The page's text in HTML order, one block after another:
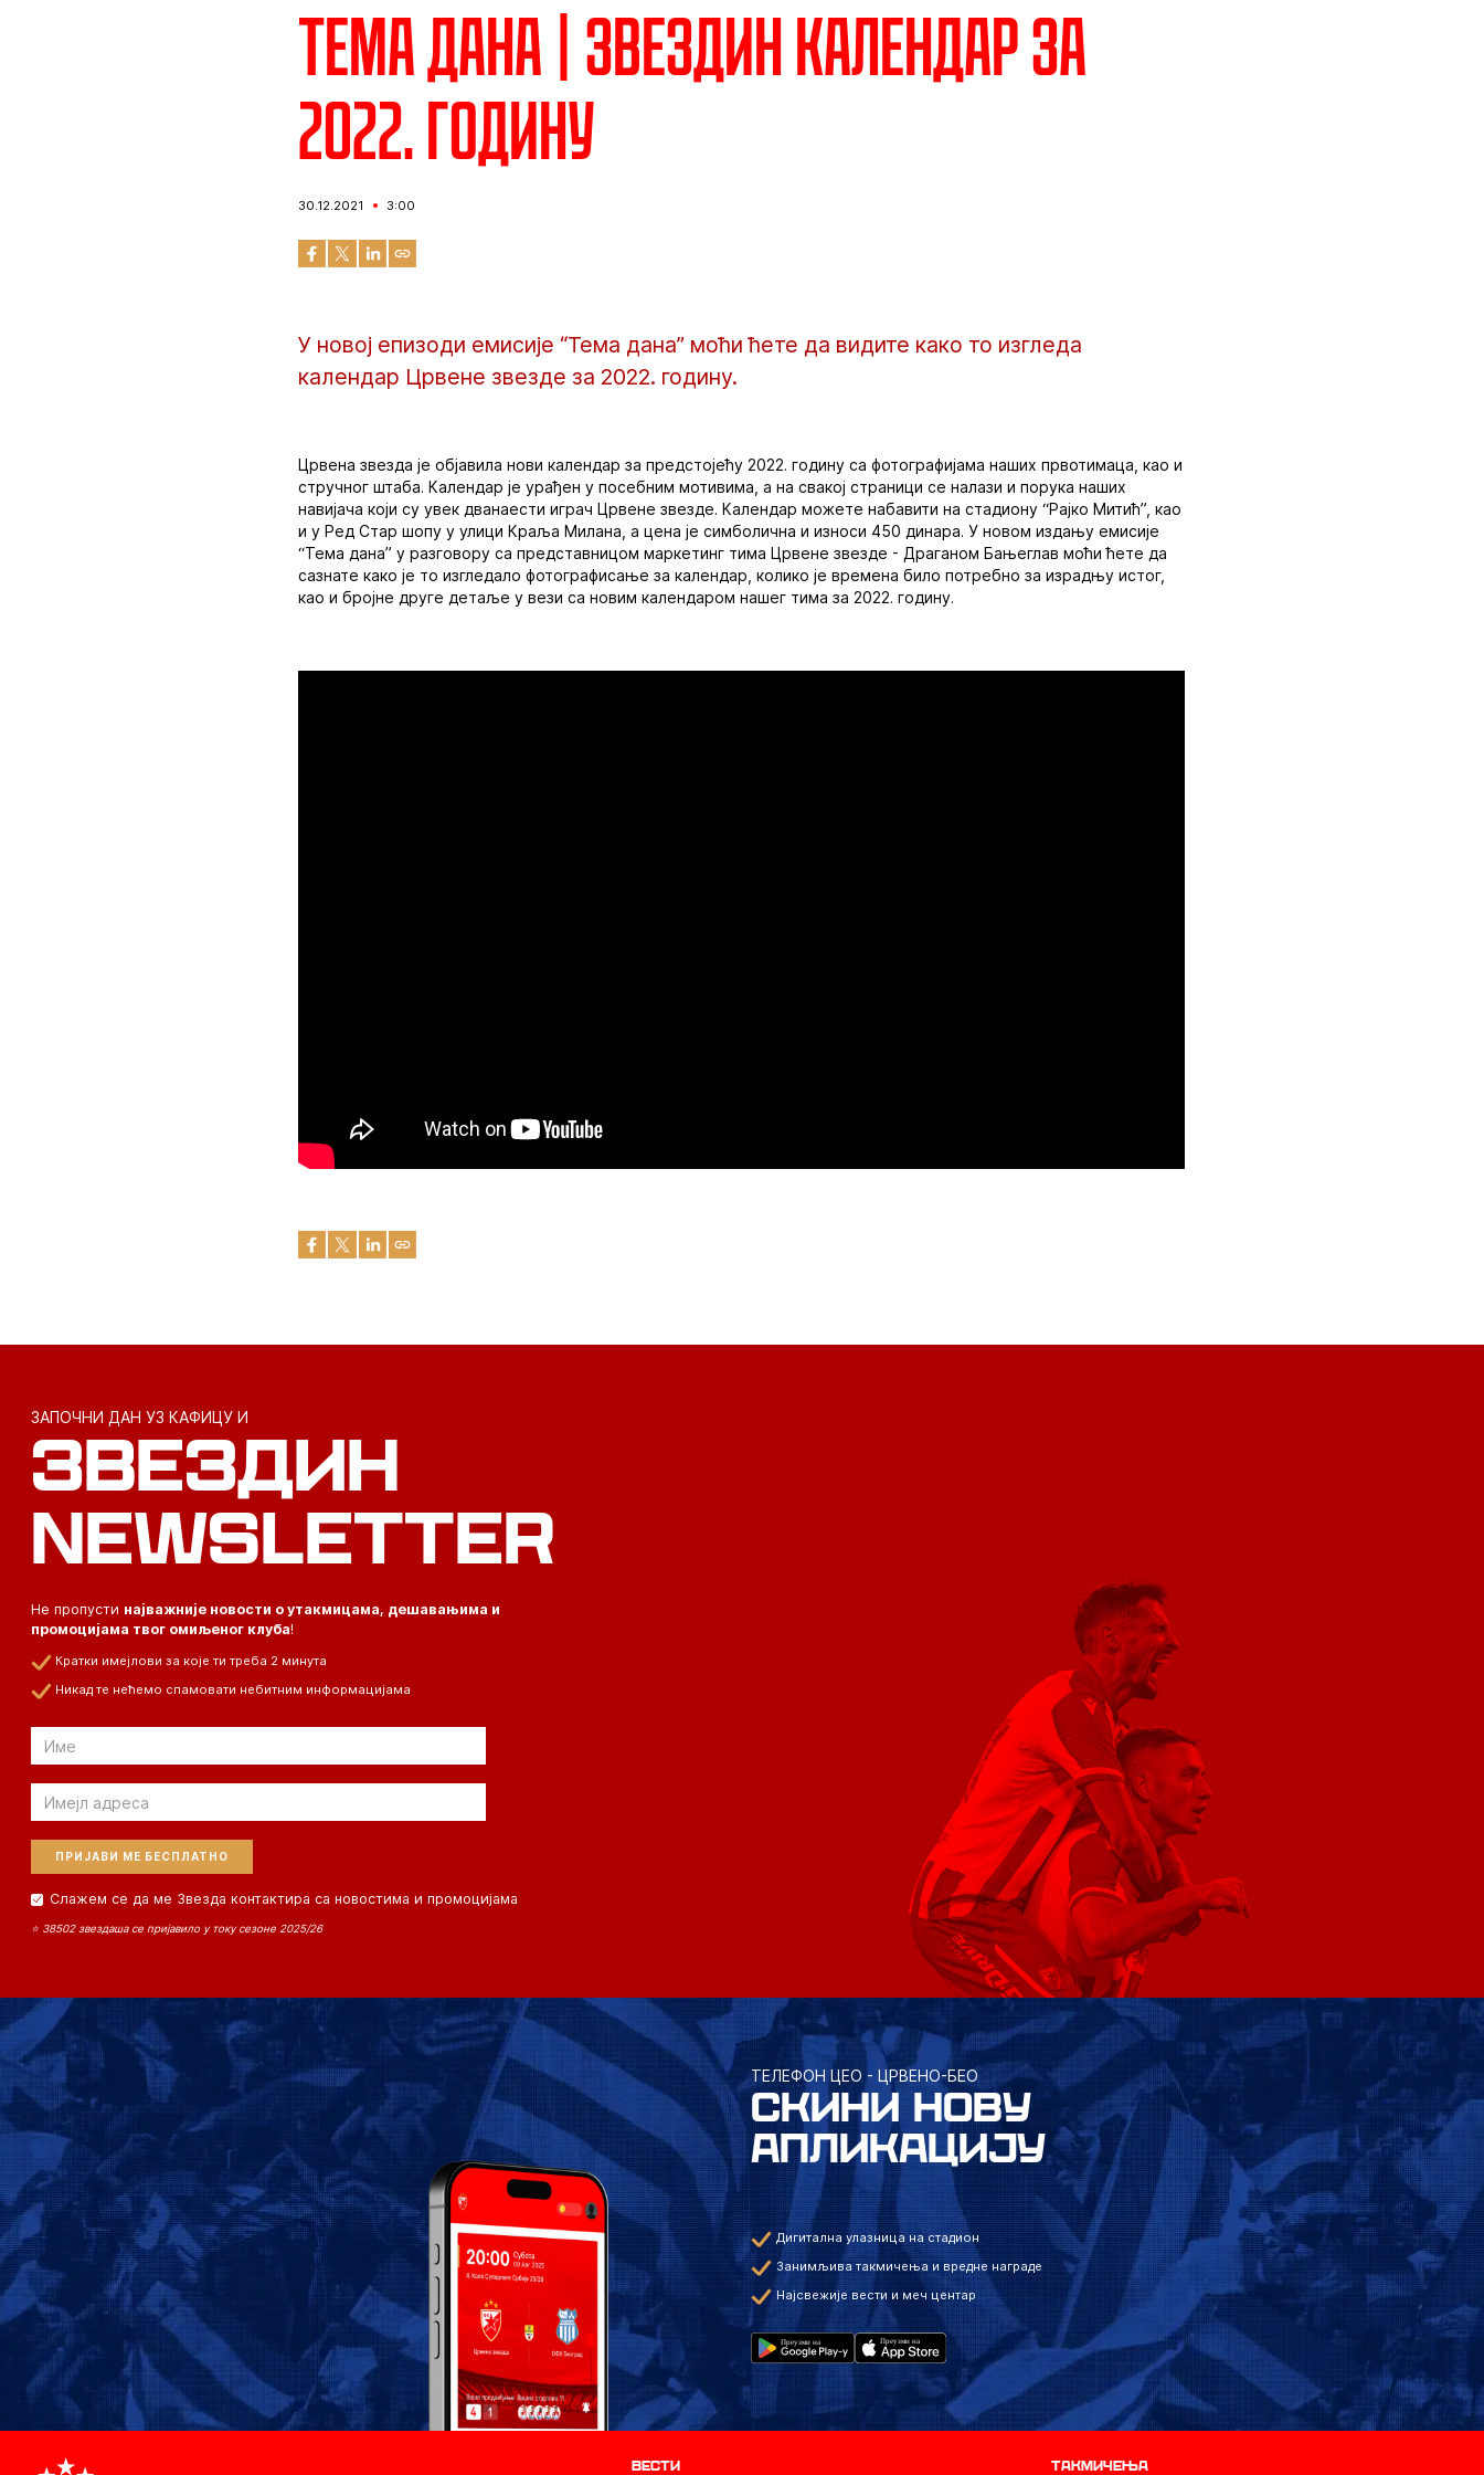
Тема дана | Звездин календар за
2022. годину
30.12.2021 3:00
У новој епизоди емисије “Тема дана” моћи ћете да видите како то изгледа
календар Црвене звезде за 2022. годину.
Црвена звезда је објавила нови календар за предстојећу 2022. годину са фотографијама наших првотимаца, као и
стручног штаба. Календар је урађен у посебним мотивима, а на свакој страници се налази и порука наших
навијача који су увек дванаести играч Црвене звезде. Календар можете набавити на стадиону “Рајко Митић”, као
и у Ред Стар шопу у улици Краља Милана, а цена је симболична и износи 450 динара. У новом издању емисије
“Тема дана” у разговору са представницом маркетинг тима Црвене звезде - Драганом Бањеглав моћи ћете да
сазнате како је то изгледало фотографисање за календар, колико је времена било потребно за израдњу истог,
као и бројне друге детаље у вези са новим календаром нашег тима за 2022. годину.
ЗАПОЧНИ ДАН УЗ КАФИЦУ И
ЗВЕЗДИН
NEWSLETTER
Не пропусти најважније новости о утакмицама, дешавањима и
промоцијама твог омиљеног клуба!
Кратки имејлови за које ти треба 2 минута
Никад те нећемо спамовати небитним информацијама
Email
Email
Слажем се да ме Звезда контактира са новостима и промоцијама
⭐ 38502 звездаша се пријавило у току сезоне 2025/26
ТЕЛЕФОН ЦЕО - ЦРВЕНО-БЕО
СКИНИ НОВУ
АПЛИКАЦИЈУ
Дигитална улазница на стадион
Занимљива такмичења и вредне награде
Најсвежије вести и меч центар
Вести Такмичења